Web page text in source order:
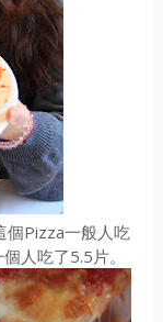
個Pizza一般人吃
人吃了5.5片。